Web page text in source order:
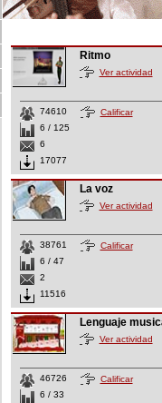
Ritmo
Ver actividad
74610
6 / 125
6
17077
Calificar
La voz
Ver actividad
38761
6 / 47
2
11516
Calificar
Lenguaje
Ver actividad
46726
6 / 33
Calificar